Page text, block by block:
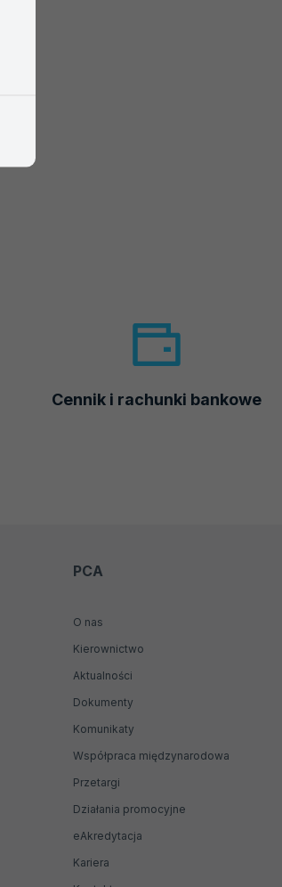
Cennik i rachunki bankowe
PCA
O nas
Kierownictwo
Aktualności
Dokumenty
Komunikaty
Współpraca międzynarodowa
Przetargi
Działania promocyjne
eAkredytacja
Kariera